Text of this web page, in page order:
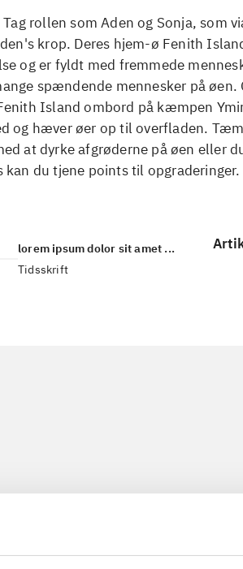
rollen som Aden og Sonja, som
krop. Deres hjem-ø Fenith
og er fyldt med fremmede
spændende mennesker på
Island ombord på kæmpen
og hæver øer op til overfladen.
at dyrke afgrøderne på øen eller
kan du tjene points til opgraderinger.
lorem ipsum dolor sit amet ...
Tidsskrift